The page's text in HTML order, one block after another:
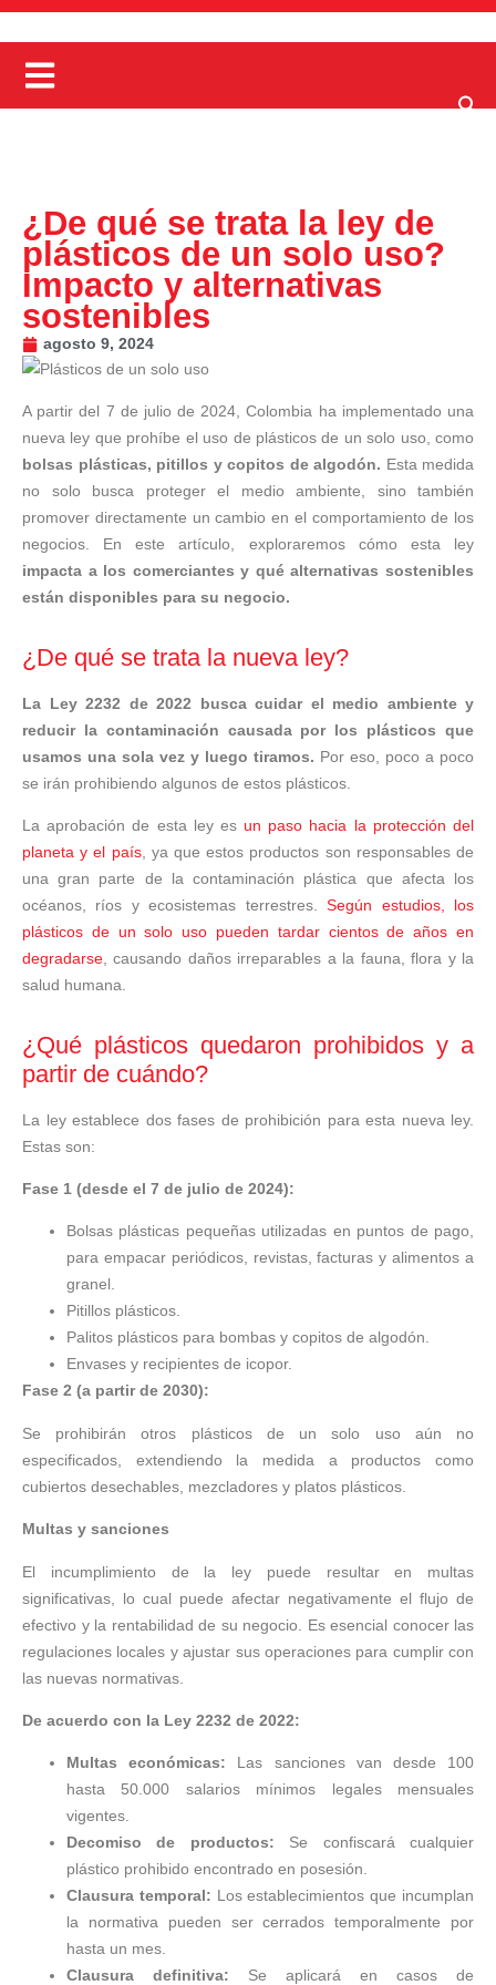
¿De qué se trata la ley de
plásticos de un solo uso?
Impacto y alternativas
sostenibles
agosto 9, 2024
A partir del 7 de julio de 2024, Colombia ha implementado una
nueva ley que prohíbe el uso de plásticos de un solo uso, como
bolsas plásticas, pitillos y copitos de algodón. Esta medida
no solo busca proteger el medio ambiente, sino también
promover directamente un cambio en el comportamiento de los
negocios. En este artículo, exploraremos cómo esta ley
impacta a los comerciantes y qué alternativas sostenibles
están disponibles para su negocio.
¿De qué se trata la nueva ley?
La Ley 2232 de 2022 busca cuidar el medio ambiente y
reducir la contaminación causada por los plásticos que
usamos una sola vez y luego tiramos. Por eso, poco a poco
se irán prohibiendo algunos de estos plásticos.
La aprobación de esta ley es un paso hacia la protección del
planeta y el país, ya que estos productos son responsables de
una gran parte de la contaminación plástica que afecta los
océanos, ríos y ecosistemas terrestres.Según estudios, los
plásticos de un solo uso pueden tardar cientos de años en
degradarse , causando daños irreparables a la fauna, flora y la
salud humana.
¿Qué plásticos quedaron prohibidos y a
partir de cuándo?
La ley establece dos fases de prohibición para esta nueva ley.
Estas son:
Fase 1 (desde el 7 de julio de 2024):
Bolsas plásticas pequeñas utilizadas en puntos de pago,
para empacar periódicos, revistas, facturas y alimentos a
granel.
Pitillos plásticos.
Palitos plásticos para bombas y copitos de algodón.
Envases y recipientes de icopor.
Fase 2 (a partir de 2030):
Se prohibirán otros plásticos de un solo uso aún no
especificados, extendiendo la medida a productos como
cubiertos desechables, mezcladores y platos plásticos.
Multas y sanciones
El incumplimiento de la ley puede resultar en multas
significativas, lo cual puede afectar negativamente el flujo de
efectivo y la rentabilidad de su negocio. Es esencial conocer las
regulaciones locales y ajustar sus operaciones para cumplir con
las nuevas normativas.
De acuerdo con la Ley 2232 de 2022:
Multas económicas: Las sanciones van desde 100
hasta 50.000 salarios mínimos legales mensuales
vigentes.
Decomiso de productos: Se confiscará cualquier
plástico prohibido encontrado en posesión.
Clausura temporal: Los establecimientos que incumplan
la normativa pueden ser cerrados temporalmente por
hasta un mes.
Clausura definitiva: Se aplicará en casos de